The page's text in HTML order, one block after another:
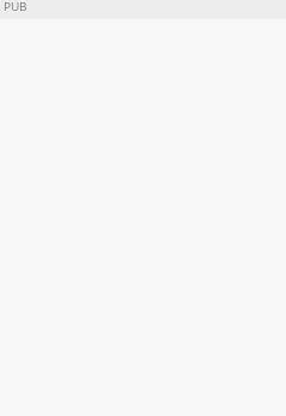
PUB